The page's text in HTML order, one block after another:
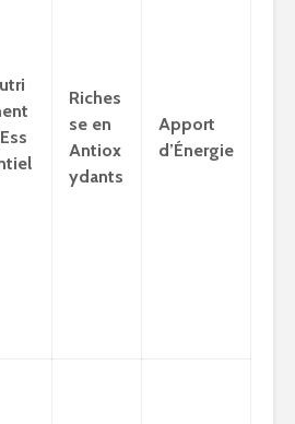
Riches
se en
Antiox
ydants
Apport
d’Énergie